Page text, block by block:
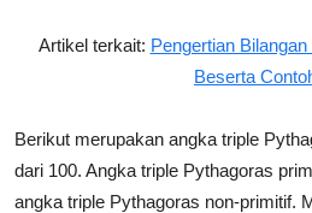
Artikel terkait: Pengertian
Beserta
Berikut merupakan angka triple
dari 100. Angka triple Pythagoras
angka triple Pythagoras non-primitif.